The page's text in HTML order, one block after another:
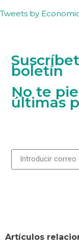
Tweets by
boletín
No te
últimas
Artículos